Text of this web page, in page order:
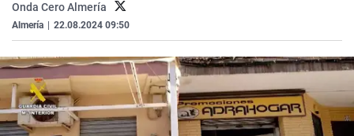
Onda Cero Almería
Almería 22.08.2024 09:50